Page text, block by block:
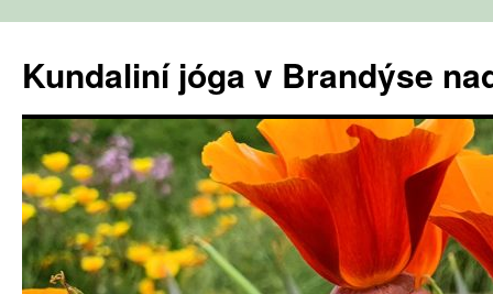
obsahu
webu
Kundaliní jóga v Brandýse